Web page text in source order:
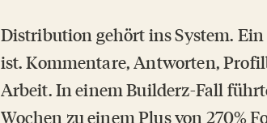
Distribution gehört ins System.
ist. Kommentare, Antworten,
Arbeit. In einem Builderz-Fall
Wochen zu einem Plus von 270%